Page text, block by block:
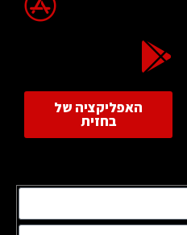
האפליקציה של
בחזית